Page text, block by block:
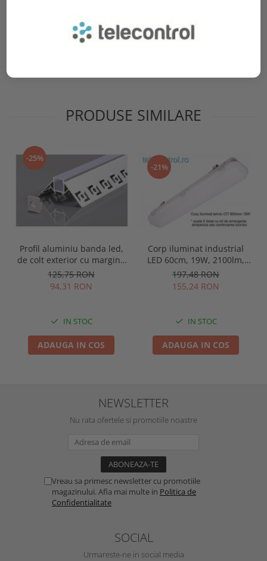
Informatii conformitate produs
PRODUSE SIMILARE
-25%
Profil aluminiu banda led,
de colt exterior cu margini,
pentru tencuit, lungime 2m,
culoare gri natur, Optonica
125,75 RON
94,31 RON
IN STOC
ADAUGA IN COS
-21%
Corp iluminat industrial
LED 60cm, 19W, 2100lm,
4000K, IP65, IK09, 180grade,
Intelight 93101
197,48 RON
155,24 RON
IN STOC
ADAUGA IN COS
NEWSLETTER
Nu rata ofertele si promotiile noastre
Vreau sa primesc newsletter cu promotiile
magazinului. Afla mai multe in Politica de
Confidentialitate
SOCIAL
Urmareste-ne in social media